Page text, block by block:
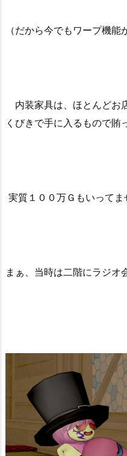
（だから今でもワープ機能
内装家具は、ほとんどお
くびきで手に入るもので賄
実質１００万Ｇもいってま
まぁ、当時は二階にラジオ